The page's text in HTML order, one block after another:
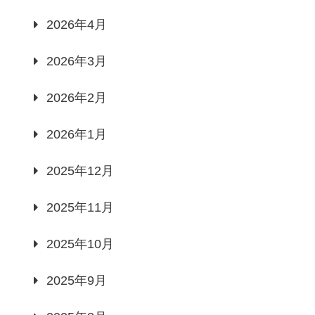
2026年4月
2026年3月
2026年2月
2026年1月
2025年12月
2025年11月
2025年10月
2025年9月